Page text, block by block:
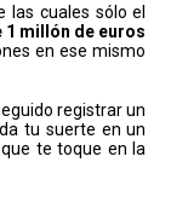
las cuales sólo el
1 millón de euros
en ese mismo
registrar un
tu suerte en un
te toque en la